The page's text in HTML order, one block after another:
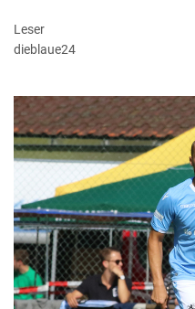
Leser
dieblaue24